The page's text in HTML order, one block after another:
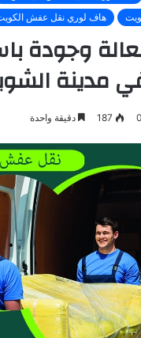
هاف لوري نقل عفش
وجودة
مدينة
0
187 دقيقة واحدة